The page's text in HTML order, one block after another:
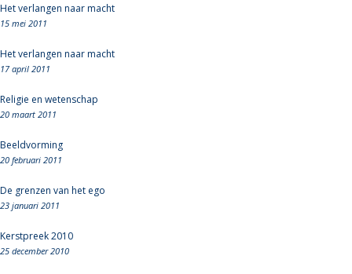
Het verlangen naar macht
15 mei 2011
Het verlangen naar macht
17 april 2011
Religie en wetenschap
20 maart 2011
Beeldvorming
20 februari 2011
De grenzen van het ego
23 januari 2011
Kerstpreek 2010
25 december 2010